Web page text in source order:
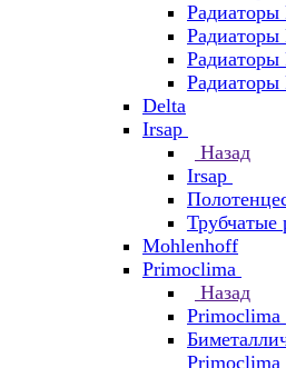
Delta
Irsap
Назад
Irsap
Трубчатые
Mohlenhoff
Primoclima
Назад
Primoclima
Primoclima